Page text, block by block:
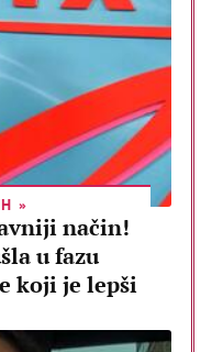
način!
u fazu
koji je lepši